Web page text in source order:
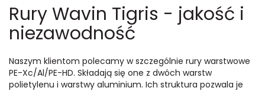
Rury Wavin Tigris - jakość i
niezawodność
Naszym klientom polecamy w szczególnie rury warstwowe
PE-Xc/Al/PE-HD. Składają się one z dwóch warstw
polietylenu i warstwy aluminium. Ich struktura pozwala je